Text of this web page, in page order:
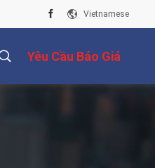
Vietnamese
Yêu Cầu Báo Giá